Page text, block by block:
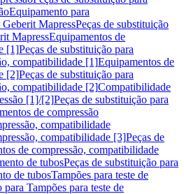
Equipamento para
Geberit MapressPeças de substituição
MapressEquipamentos de
[1]Peças de substituição para
compatibilidade [1]Equipamentos de
[2]Peças de substituição para
compatibilidade [2]Compatibilidade
[1]/[2]Peças de substituição para
de compressão
compatibilidade
compatibilidade [3]Peças de
de compressão, compatibilidade
de tubosPeças de substituição para
de tubosTampões para teste de
para Tampões para teste de